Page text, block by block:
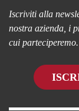
Iscriviti alla
nostra azienda, i
cui parteciperemo.